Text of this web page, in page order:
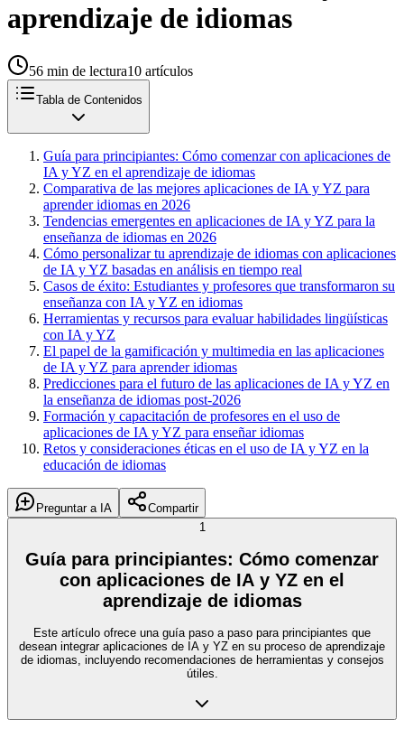
aprendizaje de idiomas
56 min de lectura10 artículos
Tabla de Contenidos
Guía para principiantes: Cómo comenzar con aplicaciones de
IA y YZ en el aprendizaje de idiomas
Comparativa de las mejores aplicaciones de IA y YZ para
aprender idiomas en 2026
Tendencias emergentes en aplicaciones de IA y YZ para la
enseñanza de idiomas en 2026
Cómo personalizar tu aprendizaje de idiomas con aplicaciones
de IA y YZ basadas en análisis en tiempo real
Casos de éxito: Estudiantes y profesores que transformaron su
enseñanza con IA y YZ en idiomas
Herramientas y recursos para evaluar habilidades lingüísticas
con IA y YZ
El papel de la gamificación y multimedia en las aplicaciones
de IA y YZ para aprender idiomas
Predicciones para el futuro de las aplicaciones de IA y YZ en
la enseñanza de idiomas post-2026
Formación y capacitación de profesores en el uso de
aplicaciones de IA y YZ para enseñar idiomas
Retos y consideraciones éticas en el uso de IA y YZ en la
educación de idiomas
Preguntar a IA
Compartir
1
Guía para principiantes: Cómo comenzar
con aplicaciones de IA y YZ en el
aprendizaje de idiomas
Este artículo ofrece una guía paso a paso para principiantes que
desean integrar aplicaciones de IA y YZ en su proceso de aprendizaje
de idiomas, incluyendo recomendaciones de herramientas y consejos
útiles.